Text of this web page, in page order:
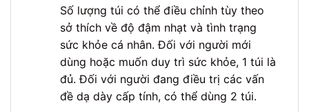
Số lượng túi có thể điều chỉnh tùy theo
sở thích về độ đậm nhạt và tình trạng
sức khỏe cá nhân. Đối với người mới
dùng hoặc muốn duy trì sức khỏe, 1 túi là
đủ. Đối với người đang điều trị các vấn
đề dạ dày cấp tính, có thể dùng 2 túi.